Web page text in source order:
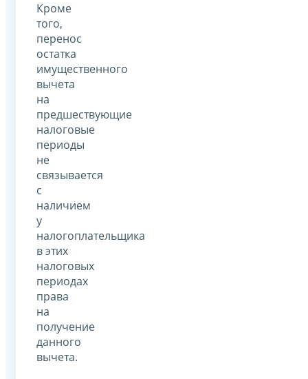
Кроме
того,
перенос
остатка
имущественного
вычета
на
предшествующие
налоговые
периоды
не
связывается
с
наличием
у
налогоплательщика
в этих
налоговых
периодах
права
на
получение
данного
вычета.